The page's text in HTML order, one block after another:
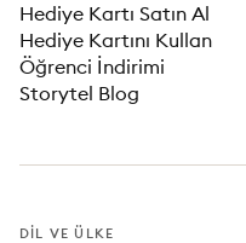
Hediye Kartı Satın Al
Hediye Kartını Kullan
Öğrenci İndirimi
Storytel Blog
DIL VE ÜLKE